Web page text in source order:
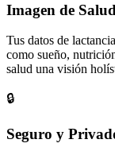
Imagen de
Tus datos de
como sueño,
salud una visión
🔒
Seguro y